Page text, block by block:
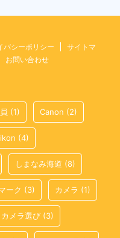
バシーポリシー
サイトマ
お問い合わせ
(1) Canon (2)
(4)
しまなみ海道 (8)
ーク (3) カメラ (1)
カメラ選び (3)